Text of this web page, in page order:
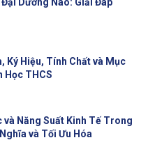
Dương Nào: Giải Đáp
Ký Hiệu, Tính Chất và Mục
Học THCS
và Năng Suất Kinh Tế Trong
và Tối Ưu Hóa